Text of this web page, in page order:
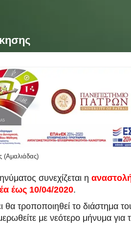
(Αμαλιάδας)
συνεχίζεται η
έως 10/04/2020.
θα τροποποιηθεί το διάστημα
με νεότερο μήνυμα για